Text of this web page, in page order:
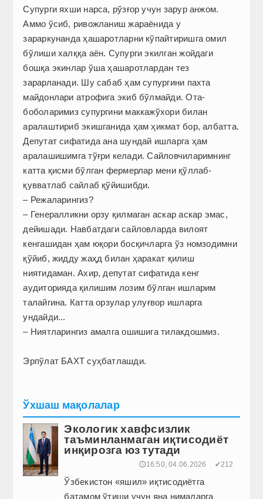
Супурги яхши нарса, рўзғор учун зарур анжом.
Аммо ўсиб, ривожланиш жараёнида у
зараркунанда ҳашаротларни кўпайтиришга омил
бўлиши халққа аён. Супурги экилган жойдаги
бошқа экинлар ўша ҳашаротлардан тез
зарарланади. Шу сабаб ҳам супургини пахта
майдонлари атрофига экиб бўлмайди. Ота-
боболаримиз супургини маккажўхори билан
аралаштириб экишганида ҳам ҳикмат бор, албатта.
Депутат сифатида ана шундай ишларга ҳам
аралашишимга тўғри келади. Сайловчиларимнинг
катта қисми бўлган фермерлар мени қўллаб-
қувватлаб сайлаб қўйишибди.
– Режаларингиз?
– Генералликни орзу қилмаган аскар аскар эмас,
дейишади. Навбатдаги сайловларда вилоят
кенгашидан ҳам юқори босқичларга ўз номзодимни
қўйиб, жидду жаҳд билан ҳаракат қилиш
ниятидаман. Ахир, депутат сифатида кенг
аудиторияда қилишим лозим бўлган ишларим
талайгина. Катта орзулар улуғвор ишларга
ундайди...
– Ниятларингиз амалга ошишига тилакдошмиз.
Эрпўлат БАХТ суҳбатлашди.
Ўхшаш мақолалар
Экологик хавфсизлик
таъминланмаган иқтисодиёт
инқирозга юз тутади
🕔16:50, 04.06.2026 ✔212
Ўзбекистон «яшил» иқтисодиётга
батамом ўтиши учун яна нималарга